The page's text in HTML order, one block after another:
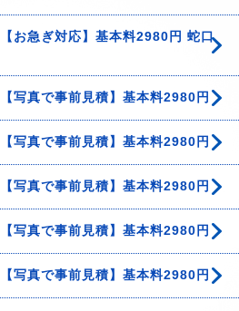
お急ぎ対応】基本料2980円 蛇口
写真で事前見積】基本料2980円
写真で事前見積】基本料2980円
写真で事前見積】基本料2980円
写真で事前見積】基本料2980円
写真で事前見積】基本料2980円